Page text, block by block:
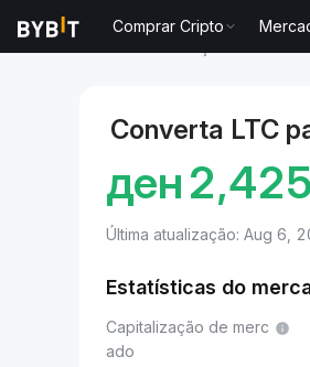
Comprar Cripto
Converta LTC
ден
Última atualização: Aug 6,
Estatísticas do
Capitalização de merc
ado